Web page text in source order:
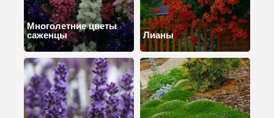
Многолетние цветы
саженцы
Лианы